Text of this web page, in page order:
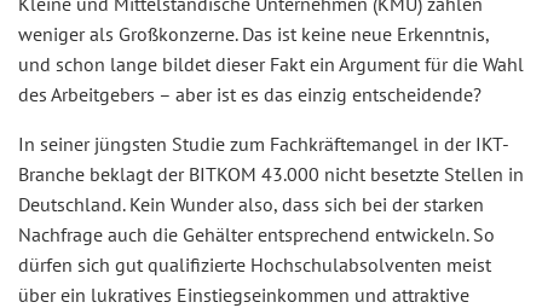
weniger als Großkonzerne. Das ist keine neue Erkenntnis,
und schon lange bildet dieser Fakt ein Argument für die Wahl
des Arbeitgebers – aber ist es das einzig entscheidende?
In seiner jüngsten Studie zum Fachkräftemangel in der IKT-
Branche beklagt der BITKOM 43.000 nicht besetzte Stellen in
Deutschland. Kein Wunder also, dass sich bei der starken
Nachfrage auch die Gehälter entsprechend entwickeln. So
dürfen sich gut qualifizierte Hochschulabsolventen meist
über ein lukratives Einstiegseinkommen und attraktive